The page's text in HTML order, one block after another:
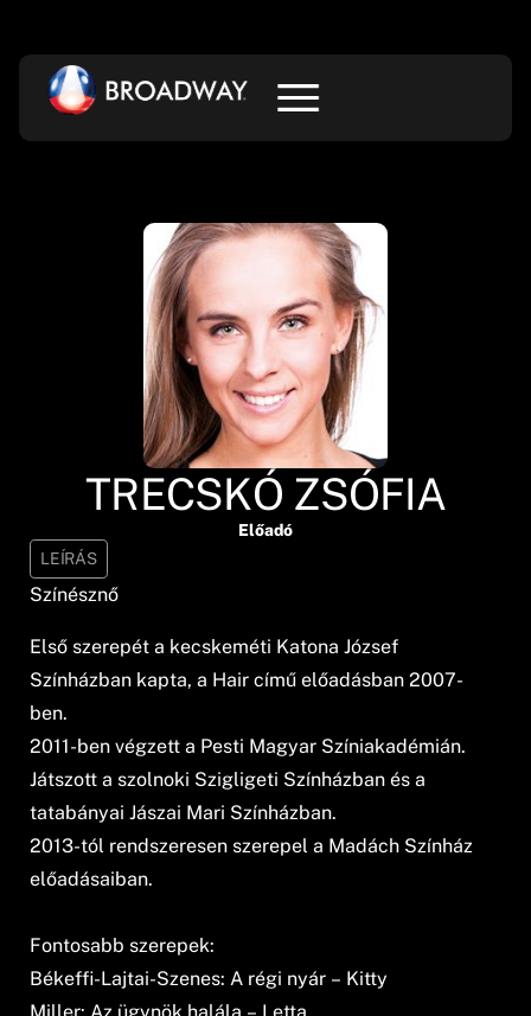
TRECSKÓ ZSÓFIA
Előadó
LEÍRÁS
Színésznő
Első szerepét a kecskeméti Katona József
Színházban kapta, a Hair című előadásban 2007-
ben.
2011-ben végzett a Pesti Magyar Színiakadémián.
Játszott a szolnoki Szigligeti Színházban és a
tatabányai Jászai Mari Színházban.
2013-tól rendszeresen szerepel a Madách Színház
előadásaiban.
Fontosabb szerepek:
Békeffi-Lajtai-Szenes: A régi nyár – Kitty
Miller: Az ügynök halála – Letta